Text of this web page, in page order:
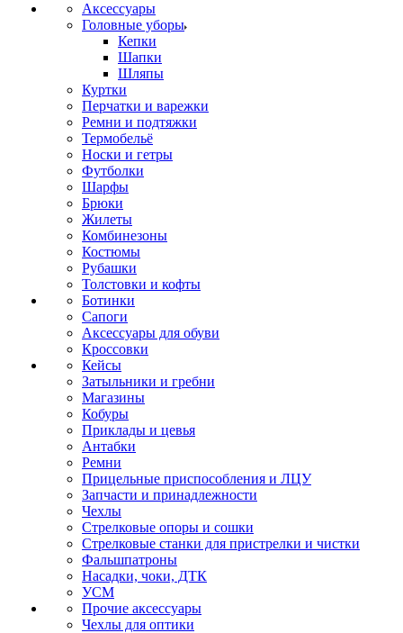
Аксессуары
Головные уборы
Кепки
Шапки
Шляпы
Куртки
Перчатки и варежки
Ремни и подтяжки
Термобельё
Носки и гетры
Футболки
Шарфы
Брюки
Жилеты
Комбинезоны
Костюмы
Рубашки
Толстовки и кофты
Ботинки
Сапоги
Аксессуары для обуви
Кроссовки
Кейсы
Затыльники и гребни
Магазины
Кобуры
Приклады и цевья
Антабки
Ремни
Прицельные приспособления и ЛЦУ
Запчасти и принадлежности
Чехлы
Стрелковые опоры и сошки
Стрелковые станки для пристрелки и чистки
Фальшпатроны
Насадки, чоки, ДТК
УСМ
Прочие аксессуары
Чехлы для оптики